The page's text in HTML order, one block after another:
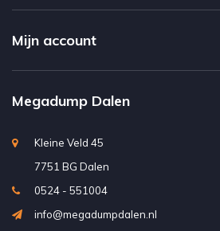
Mijn account
Megadump Dalen
Kleine Veld 45
7751 BG Dalen
0524 - 551004
info@megadumpdalen.nl